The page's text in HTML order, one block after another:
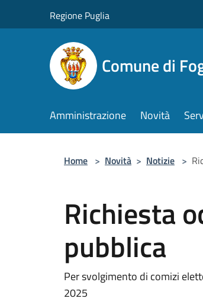
Regione Puglia
Comune di
Amministrazione Novità
Home > Novità > Notizie >
Richiesta
pubblica
Per svolgimento di comizi
2025